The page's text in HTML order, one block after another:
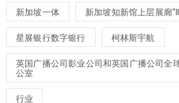
新加坡一体 新加坡知新馆上层展廊“
星展银行数字银行 柯林斯宇航
英国广播公司影业公司和英国广播公司全
公室
行业